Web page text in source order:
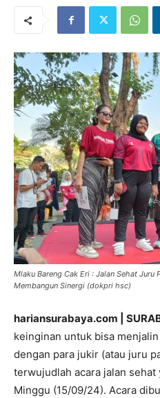
Mlaku Bareng Cak Eri : Jalan Sehat Juru
Membangun Sinergi (dokpri hsc)
hariansurabaya.com |
keinginan untuk bisa
dengan para jukir (atau juru
terwujudlah acara jalan sehat
Minggu (15/09/24). Acara